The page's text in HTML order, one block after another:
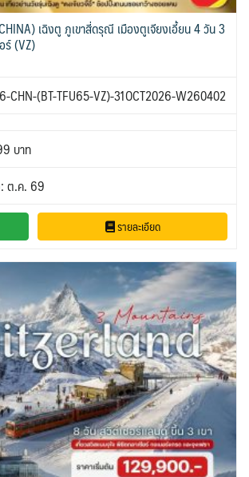
เฉิงตู ภูเขาสี่ดรุณี เมืองตูเจียงเอี้ยน 4 วัน 3
อร์ (VZ)
CHN-(BT-TFU65-VZ)-31OCT2026-W260402
บาท
: ต.ค. 69
รายละเอียด